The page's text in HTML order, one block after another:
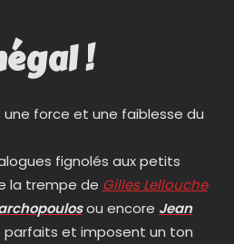
!
force et une faiblesse du
fignolés aux petits
la trempe de Gilles Lellouche
ou encore Jean
et imposent un ton